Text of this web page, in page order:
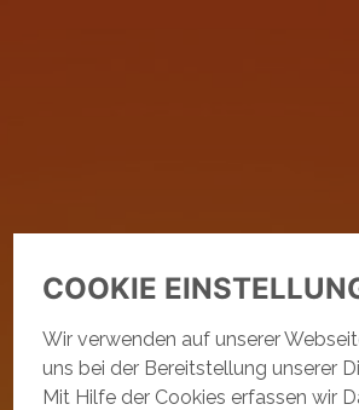
COOKIE
Wir verwenden auf unserer
uns bei der Bereitstellung unserer
Mit Hilfe der Cookies erfassen wir